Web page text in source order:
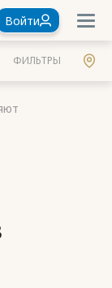
Войти
ФИЛЬТРЫ
СВО